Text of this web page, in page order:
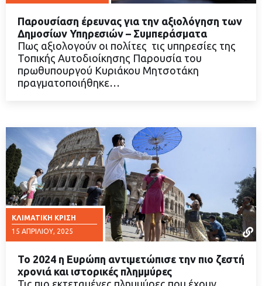
ΔΙΑΒΑΣΤΕ ΠΕΡΙΣΣΟΤΕΡΑ
Παρουσίαση έρευνας για την αξιολόγηση των
Δημοσίων Υπηρεσιών – Συμπεράσματα
Πως αξιολογούν οι πολίτες τις υπηρεσίες της
Τοπικής Αυτοδιοίκησης Παρουσία του
πρωθυπουργού Κυριάκου Μητσοτάκη
πραγματοποιήθηκε…
ΚΛΙΜΑΤΙΚΉ ΚΡΊΣΗ
15 ΑΠΡΙΛΊΟΥ, 2025
Το 2024 η Ευρώπη αντιμετώπισε την πιο ζεστή
χρονιά και ιστορικές πλημμύρες
Τις πιο εκτεταμένες πλημμύρες που έχουν